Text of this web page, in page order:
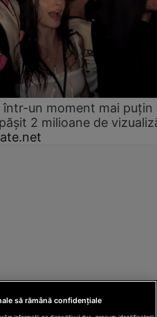
într-un moment mai puțin
2 milioane de
să rămână confidențiale